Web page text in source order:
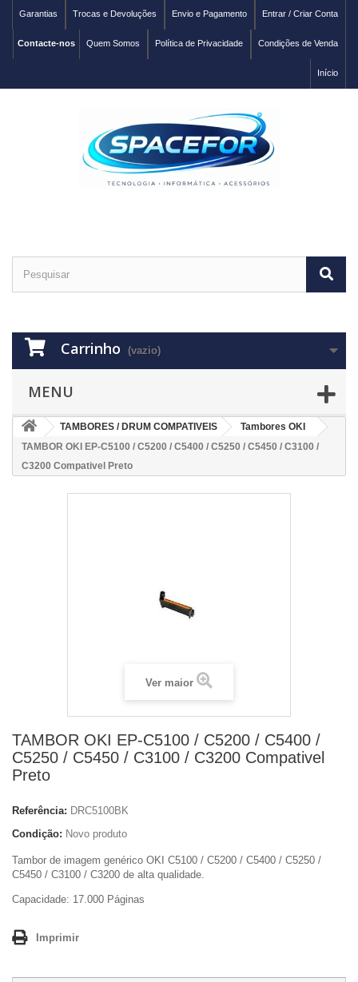
Entrar / Criar Conta
Envio e Pagamento
Trocas e Devoluções
Garantias
Condições de Venda
Política de Privacidade
Quem Somos
Contacte-nos
Início
Carrinho (vazio)
MENU
TAMBORES / DRUM COMPATIVEIS
Tambores OKI
TAMBOR OKI EP-C5100 / C5200 / C5400 / C5250 / C5450 / C3100 /
C3200 Compativel Preto
Ver maior
TAMBOR OKI EP-C5100 / C5200 / C5400 /
C5250 / C5450 / C3100 / C3200 Compativel
Preto
Referência: DRC5100BK
Condição: Novo produto
Tambor de imagem genérico OKI C5100 / C5200 / C5400 / C5250 /
C5450 / C3100 / C3200 de alta qualidade.
Capacidade: 17.000 Páginas
Imprimir